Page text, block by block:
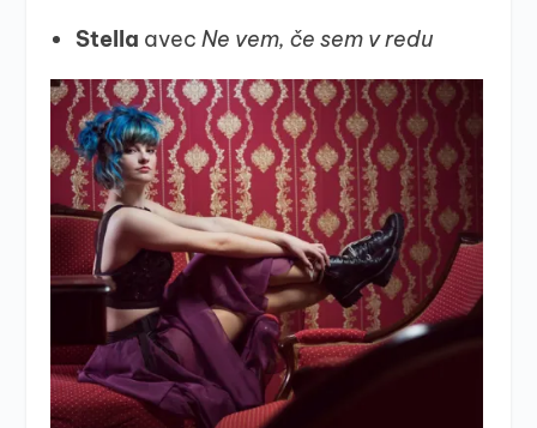
Stella avec Ne vem, če sem v redu